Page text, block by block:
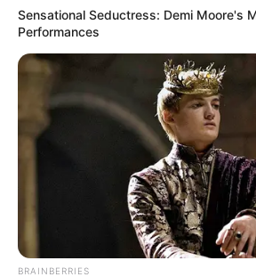
Sensational Seductress: Demi Moore's
Performances
BRAINBERRIES